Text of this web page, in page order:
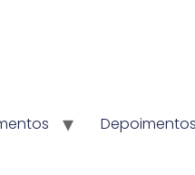
Depoimentos